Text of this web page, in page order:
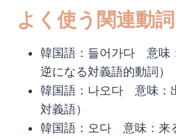
よく使う関連動
韓国語：들어가다 意味
逆になる対義語的動詞）
韓国語：나오다 意味：
対義語）
韓国語：오다 意味：来